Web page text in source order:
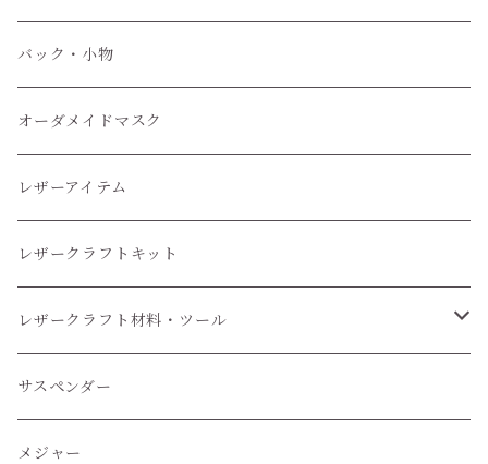
小物
バック・小物
オーダメイドマスク
レザーアイテム
レザークラフトキット
レザークラフト材料・ツール
レザークラフトツール
レザークラフト材料
サスペンダー
メジャー